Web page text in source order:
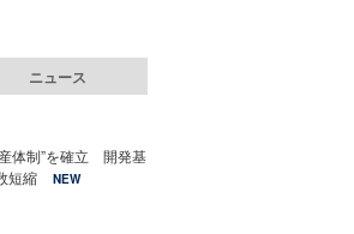
ニュース
体制”を確立 開発基
短縮
NEW